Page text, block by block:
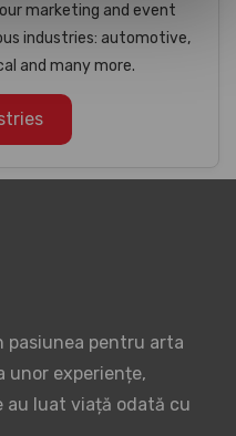
marketing and event
industries: automotive,
and many more.
pasiunea pentru arta
unor experiențe,
au luat viață odată cu